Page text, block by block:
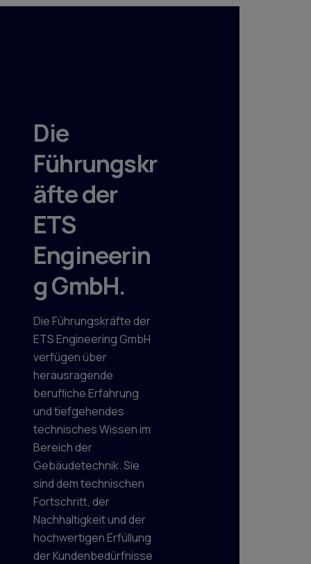
Die
Führungskr
äfte der
ETS
Engineerin
g GmbH.
Die Führungskräfte der
ETS Engineering GmbH
verfügen über
herausragende
berufliche Erfahrung
und tiefgehendes
technisches Wissen im
Bereich der
Gebäudetechnik. Sie
sind dem technischen
Fortschritt, der
Nachhaltigkeit und der
hochwertigen Erfüllung
der Kundenbedürfnisse